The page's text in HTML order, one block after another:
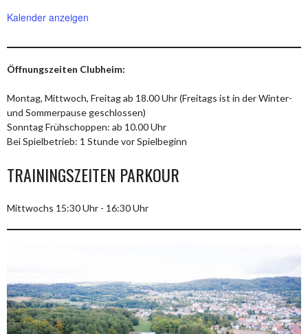
Kalender anzeigen
Öffnungszeiten Clubheim:
Montag, Mittwoch, Freitag ab 18.00 Uhr (Freitags ist in der Winter-
und Sommerpause geschlossen)
Sonntag Frühschoppen: ab 10.00 Uhr
Bei Spielbetrieb: 1 Stunde vor Spielbeginn
TRAININGSZEITEN PARKOUR
Mittwochs 15:30 Uhr - 16:30 Uhr